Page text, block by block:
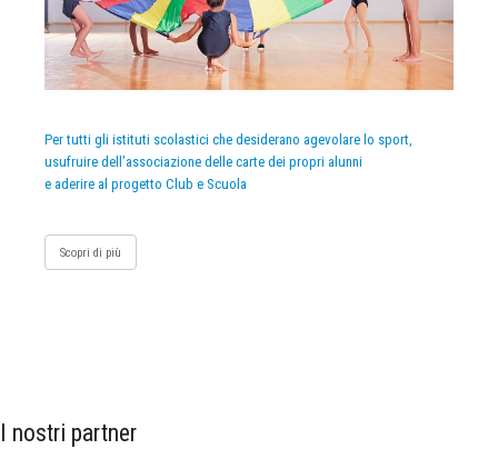
Per tutti gli istituti scolastici che desiderano agevolare lo sport,
usufruire dell’associazione delle carte dei propri alunni
e aderire al progetto Club e Scuola
Scopri di più
I nostri partner